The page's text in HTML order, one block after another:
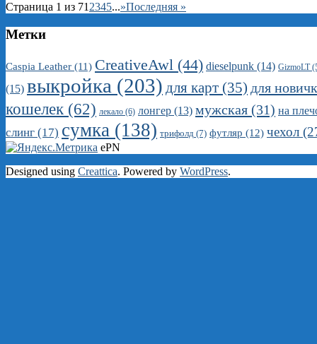
Страница 1 из 71 2345...»Последняя »
Метки
Caspia Leather (11) CreativeAwl (44) dieselpunk (14) GizmoLT
(15) выкройка (203) для карт (35) для
кошелек (62) лекало (6) лонгер (13) мужская (31) на
слинг (17) сумка (138) трифолд (7) футляр (12) чехол
ePN
Designed using Creattica. Powered by WordPress.